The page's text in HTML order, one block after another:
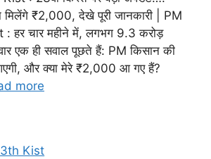
मिलेंगे ₹2,000, देखे पूरी जानकारी | PM
हर चार महीने में, लगभग 9.3 करोड़
एक ही सवाल पूछते हैं: PM किसान की
और क्या मेरे ₹2,000 आ गए हैं?
more
Kist